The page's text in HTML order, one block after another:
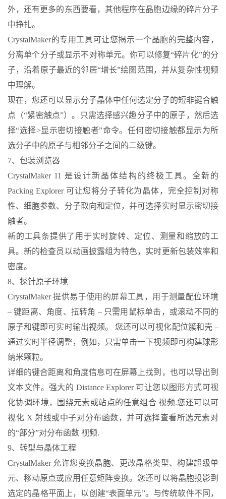
外，还有更多的东西要看，其他程序在晶胞边缘的碎片分子
中挣扎。
CrystalMaker的专用工具可让您揭示一个晶胞的完整内容，
分离单个分子或显示不对称单元。你可以修复“碎片化”的分
子，沿着原子最近的邻居“增长”绘图范围，并从复杂性视频
中理解。
现在，您还可以显示分子晶体中任何选定分子的短非键合触
点（“紧密触点”）。只需选择感兴趣分子中的原子，然后选
择“选择>显示密切接触者”命令。任何密切接触都显示为所
选分子中的原子与相邻分子之间的二级键。
7、包装浏览器
CrystalMaker 11 是设计新晶体结构的终极工具。全新的
Packing Explorer 可让您将分子转化为晶体，完全控制对称
性、细胞参数、分子取向和定位，并可选择实时显示密切接
触者。
新的工具条提供了用于实时旋转、定位、测量和缩放的工
具。新的检查员以动画披露组为特色，实时更新包装效率和
密度。
8、探针原子环境
CrystalMaker 提供易于使用的屏幕工具，用于测量配位环境
– 键距离、角度、扭转角 – 只需用鼠标单击，或滚动不同的
原子和键即可实时输出视频。 您还可以可视化配位簇和壳 –
通过实时半径调整，例如，只需单击一下视频即可构建球形
纳米颗粒。
详细的键合距离和角度信息可在屏幕上找到，也可以导出到
文本文件。强大的 Distance Explorer 可让您以图形方式可视
化协调环境，围绕元素或站点的任意组合 视频.您还可以可
视化 X 射线或中子对分布函数，并可选择查看所选元素对
的“部分”对分布函数 视频.
9、转型与晶体工程
CrystalMaker 允许您变换晶胞、更改晶格类型、构建超级单
元、移动原点或应用任意矩阵变换。您还可以将晶胞投影到
选定的晶格平面上，以创建“表面单元”。与传统软件不同，